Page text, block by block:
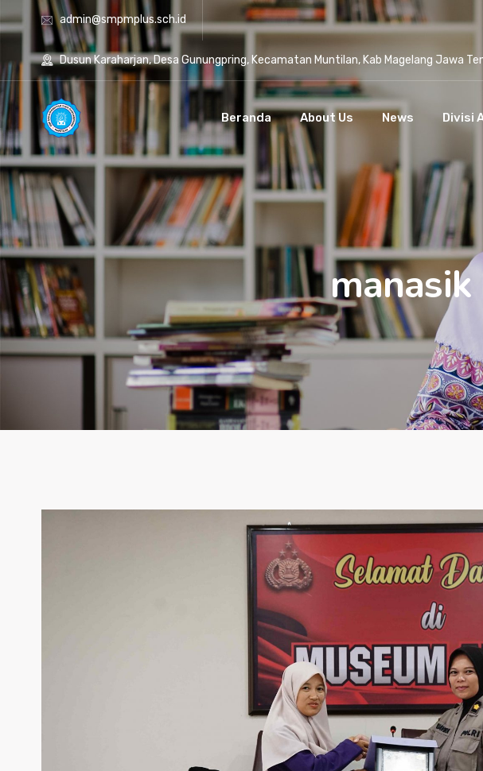
admin@smpmplus.sch.id
Dusun Karaharjan, Desa Gunungpring, Kecamatan Muntilan, Kab Magelang Jawa
Beranda About Us News Divisi